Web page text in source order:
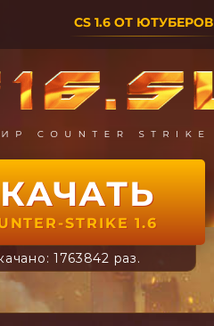
CS 1.6 ОТ ЮТУБЕРОВ
STRIKE 1.6
1763842 раз.